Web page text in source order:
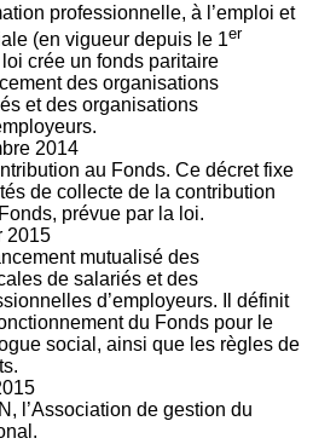
professionnelle, à l’emploi et
(en vigueur depuis le 1er
crée un fonds paritaire
des organisations
et des organisations
2014
au Fonds. Ce décret fixe
de collecte de la contribution
prévue par la loi.
2015
mutualisé des
de salariés et des
d’employeurs. Il définit
du Fonds pour le
social, ainsi que les règles de
l’Association de gestion du